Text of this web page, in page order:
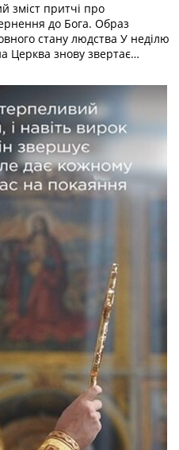
зміст притчі про
до Бога. Образ
стану людства У неділю
Церква знову звертає…